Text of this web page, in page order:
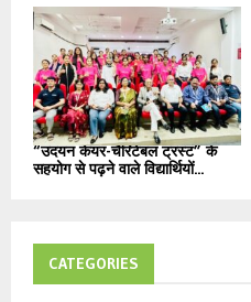
“उदयन केयर-चैरिटेबल ट्रस्ट” के
सहयोग से पढ़ने वाले विद्यार्थियों...
CATEGORIES